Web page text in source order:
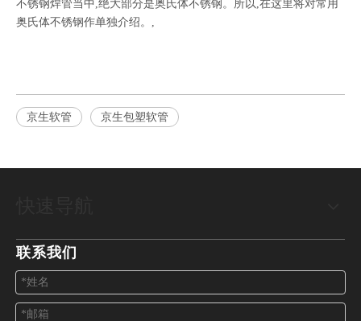
不锈钢焊管当中,绝大部分是奥氏体不锈钢。所以,在这里将对常用
奥氏体不锈钢作单独介绍。,
京生软管 京生包塑软管
联系我们